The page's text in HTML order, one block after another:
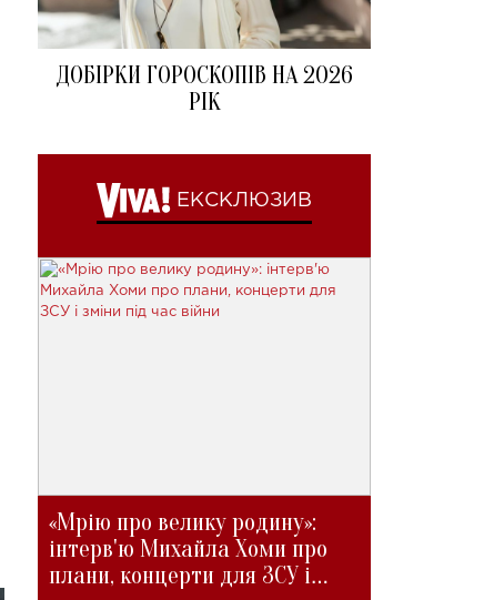
ДОБІРКИ ГОРОСКОПІВ НА 2026
РІК
ЕКСКЛЮЗИВ
«Мрію про велику родину»:
інтерв'ю Михайла Хоми про
плани, концерти для ЗСУ і